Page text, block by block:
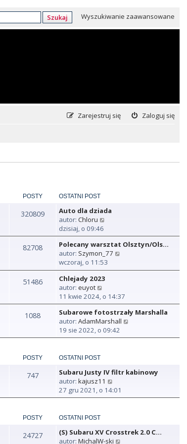
Szukaj Wyszukiwanie zaawansowane
Zaloguj się
Zarejestruj się
POSTY OSTATNI POST
320809
Auto dla dziada
autor: Chloru
ś
w
i
e
t
a
n
o
w
p
o
s
t
dzisiaj, o 09:46
82708
Polecany warsztat Olsztyn/Ols…
autor: Szymon_77
ś
e
t
l
n
s
y
t
wczoraj, o 11:53
51486
Chlejady 2023
autor: euyot
y
ś
w
i
e
t
j
n
o
y
p
11 kwie 2024, o 14:37
1088
Subarowe fotostrzały Marshalla
autor: AdamMarshall
ś
t
a
w
19 sie 2022, o 09:42
POSTY OSTATNI POST
747
Subaru Justy IV filtr kabinowy
autor: kajusz11
y
ś
t
27 gru 2021, o 14:01
POSTY OSTATNI POST
24727
(S) Subaru XV Crosstrek 2.0 C…
autor: MichalW-ski